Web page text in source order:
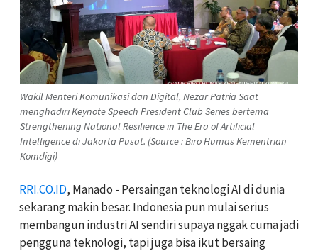
Wakil Menteri Komunikasi dan Digital, Nezar Patria Saat
menghadiri Keynote Speech President Club Series bertema
Strengthening National Resilience in The Era of Artificial
Intelligence di Jakarta Pusat. (Source : Biro Humas Kementrian
Komdigi)
RRI.CO.ID, Manado - Persaingan teknologi AI di dunia
sekarang makin besar. Indonesia pun mulai serius
membangun industri AI sendiri supaya nggak cuma jadi
pengguna teknologi, tapi juga bisa ikut bersaing